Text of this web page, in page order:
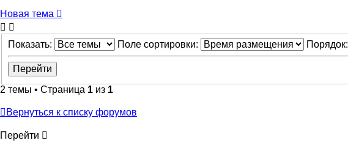
Новая тема
Показать: Поле сортировки: Порядок:
2 темы • Страница 1 из 1
Вернуться к списку форумов
Перейти